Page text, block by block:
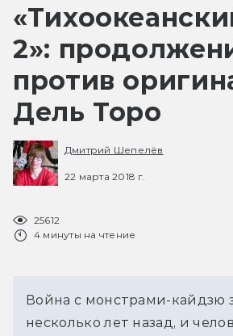
2»:
против
Дель Торо
Дмитрий Шепелёв
22 марта 2018 г.
25612
4 минуты на чтение
Война с монстрами-кайдзю
несколько лет назад, и